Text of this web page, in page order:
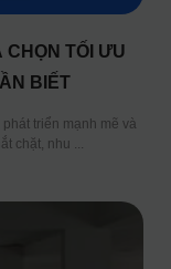
TỐI ƯU
BIẾT
triển mạnh mẽ và
chặt, nhu